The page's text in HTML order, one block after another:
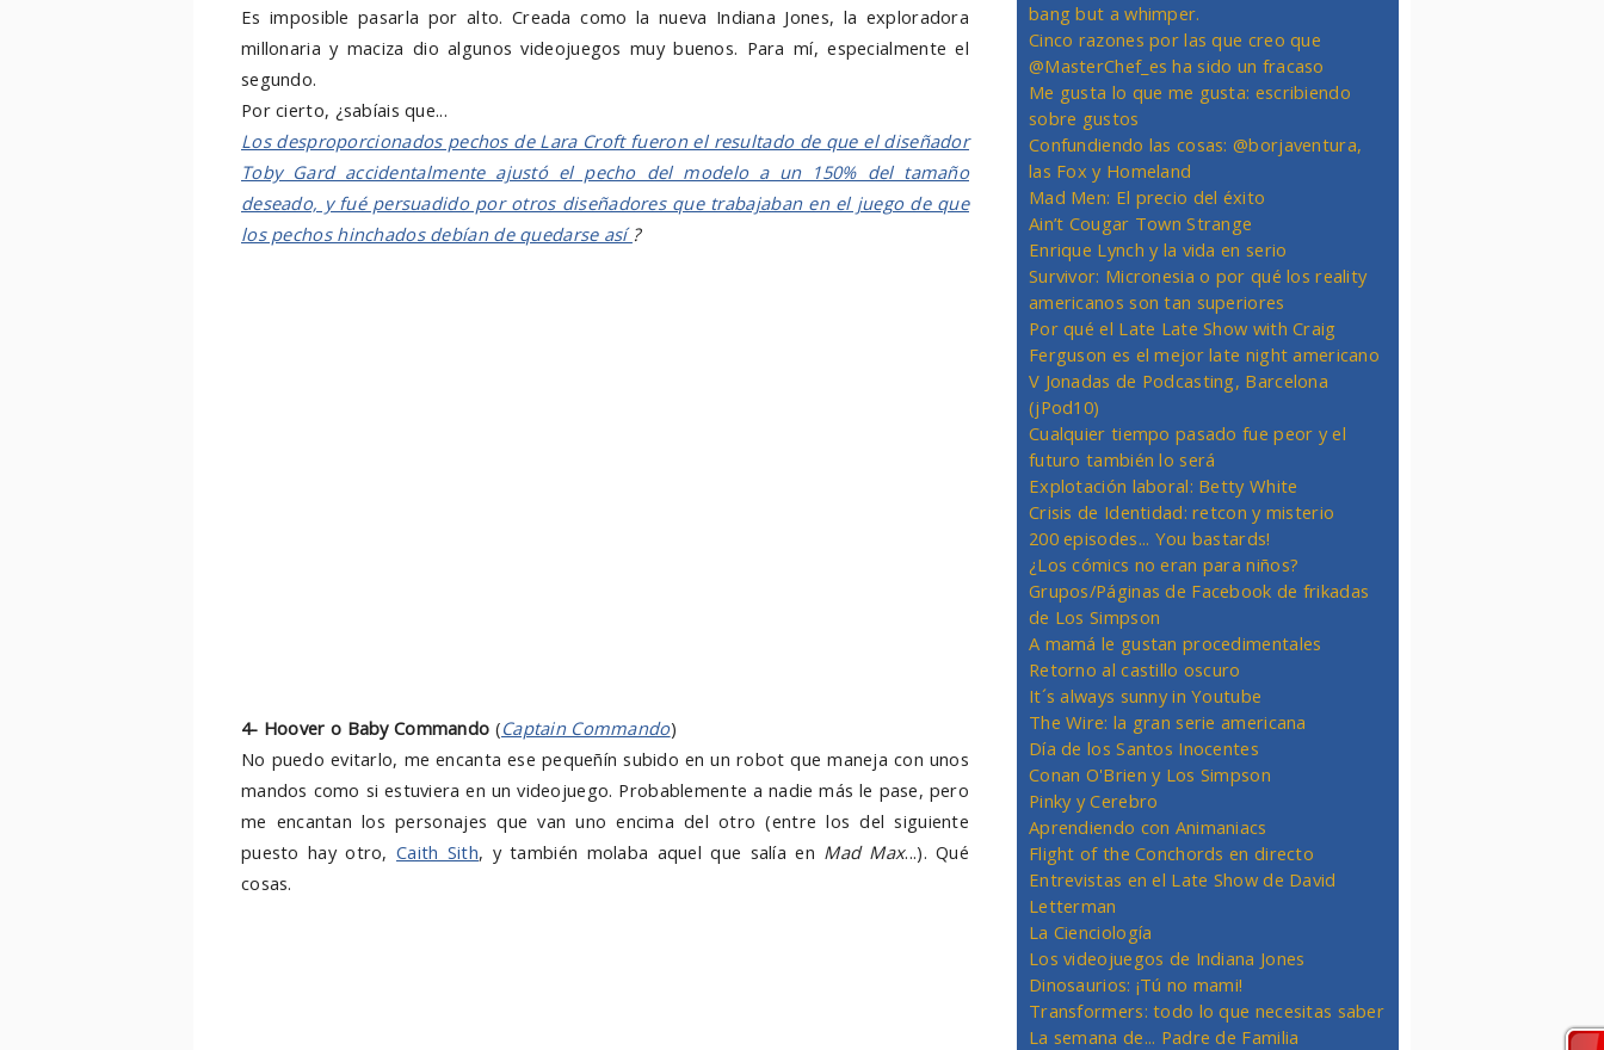
Es imposible pasarla por alto. Creada como la nueva Indiana Jones, la exploradora
millonaria y maciza dio algunos videojuegos muy buenos. Para mí, especialmente el
segundo.
Por cierto, ¿sabíais que...
Los desproporcionados pechos de Lara Croft fueron el resultado de que el diseñador
Toby Gard accidentalmente ajustó el pecho del modelo a un 150% del tamaño
deseado, y fué persuadido por otros diseñadores que trabajaban en el juego de que
los pechos hinchados debían de quedarse así ?
4- Hoover o Baby Commando (Captain Commando)
No puedo evitarlo, me encanta ese pequeñín subido en un robot que maneja con unos
mandos como si estuviera en un videojuego. Probablemente a nadie más le pase, pero
me encantan los personajes que van uno encima del otro (entre los del siguiente
puesto hay otro,Caith Sith, y también molaba aquel que salía en Mad Max...). Qué
cosas.
bang but a whimper.
Cinco razones por las que creo que
@MasterChef_es ha sido un fracaso
Me gusta lo que me gusta: escribiendo
sobre gustos
Confundiendo las cosas: @borjaventura,
las Fox y Homeland
Mad Men: El precio del éxito
Ain’t Cougar Town Strange
Enrique Lynch y la vida en serio
Survivor: Micronesia o por qué los reality
americanos son tan superiores
Por qué el Late Late Show with Craig
Ferguson es el mejor late night americano
V Jonadas de Podcasting, Barcelona
(jPod10)
Cualquier tiempo pasado fue peor y el
futuro también lo será
Explotación laboral: Betty White
Crisis de Identidad: retcon y misterio
200 episodes... You bastards!
¿Los cómics no eran para niños?
Grupos/Páginas de Facebook de frikadas
de Los Simpson
A mamá le gustan procedimentales
Retorno al castillo oscuro
It´s always sunny in Youtube
The Wire: la gran serie americana
Día de los Santos Inocentes
Conan O'Brien y Los Simpson
Pinky y Cerebro
Aprendiendo con Animaniacs
Flight of the Conchords en directo
Entrevistas en el Late Show de David
Letterman
La Cienciología
Los videojuegos de Indiana Jones
Dinosaurios: ¡Tú no mami!
Transformers: todo lo que necesitas saber
La semana de... Padre de Familia